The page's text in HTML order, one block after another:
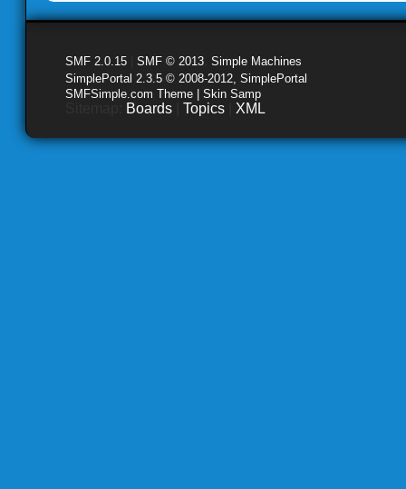
SMF 2.0.15 SMF © 2013 Simple Machines
SimplePortal 2.3.5 © 2008-2012, SimplePortal
SMFSimple.com Theme | Skin Samp
Boards Topics XML